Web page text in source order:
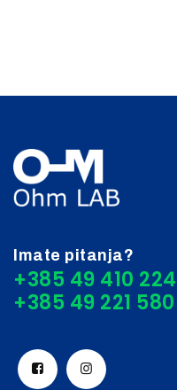
Imate pitanja?
+385 49 410 224